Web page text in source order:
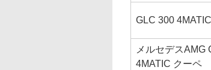
GLC 300
メルセデスAMG
4MATIC クーペ